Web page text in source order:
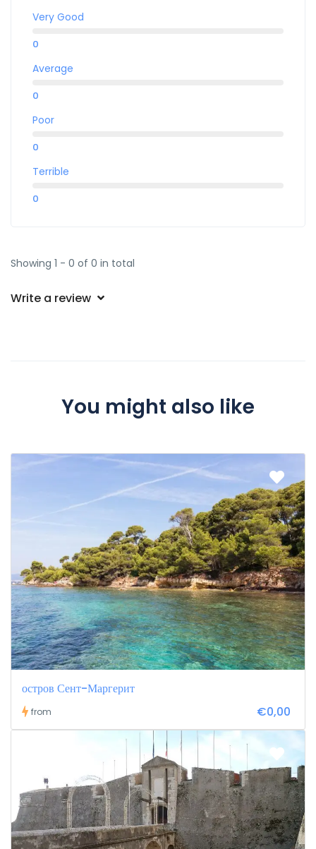
Very Good
0
Average
0
Poor
0
Terrible
0
Showing 1 - 0 of 0 in total
Write a review
You might also like
остров Сент-Маргерит
from €0,00